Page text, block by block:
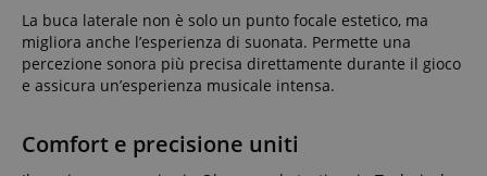
La buca laterale non è solo un punto focale estetico, ma
migliora anche l’esperienza di suonata. Permette una
percezione sonora più precisa direttamente durante il gioco
e assicura un’esperienza musicale intensa.
Comfort e precisione uniti